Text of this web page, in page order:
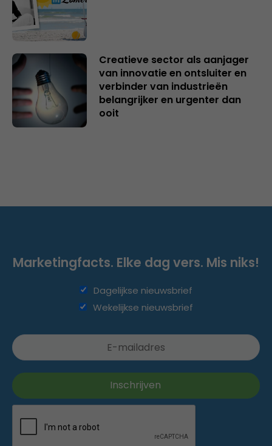
Creatieve sector als aanjager
van innovatie en ontsluiter en
verbinder van industrieën
belangrijker en urgenter dan
ooit
Marketingfacts. Elke dag vers. Mis niks!
Dagelijkse nieuwsbrief
Wekelijkse nieuwsbrief